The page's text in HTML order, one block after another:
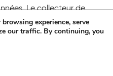
Le collecteur de
participant, observe
et enregistre les données
photos. Cette méthode
implique une
experience, serve
our traffic. By continuing, you